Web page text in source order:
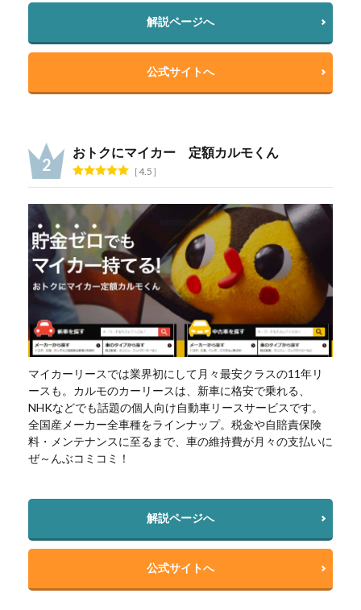
解説ページへ
公式サイトへ
おトクにマイカー 定額カルモくん
4.5
マイカーリースでは業界初にして月々最安クラスの11年リ
ースも。カルモのカーリースは、新車に格安で乗れる、
NHKなどでも話題の個人向け自動車リースサービスです。
全国産メーカー全車種をラインナップ。税金や自賠責保険
料・メンテナンスに至るまで、車の維持費が月々の支払いに
ぜ～んぶコミコミ！
解説ページへ
公式サイトへ